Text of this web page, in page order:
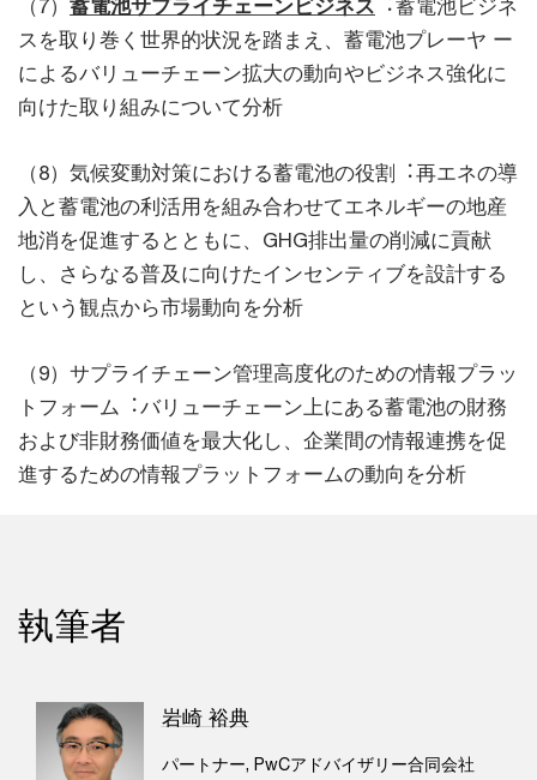
（7） 蓄電池サプライチェーンビジネス ︓蓄電池ビジネ
スを取り巻く世界的状況を踏まえ、蓄電池プレーヤ ー
によるバリューチェーン拡大の動向やビジネス強化に
向けた取り組みについて分析
（8）気候変動対策における蓄電池の役割︓再エネの導
入と蓄電池の利活用を組み合わせてエネルギーの地産
地消を促進するとともに、GHG排出量の削減に貢献
し、さらなる普及に向けたインセンティブを設計する
という観点から市場動向を分析
（9）サプライチェーン管理高度化のための情報プラッ
トフォーム︓バリューチェーン上にある蓄電池の財務
および非財務価値を最大化し、企業間の情報連携を促
進するための情報プラットフォームの動向を分析
執筆者
岩崎 裕典
パートナー, PwCアドバイザリー合同会社